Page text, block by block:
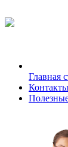
Главная
Контакты